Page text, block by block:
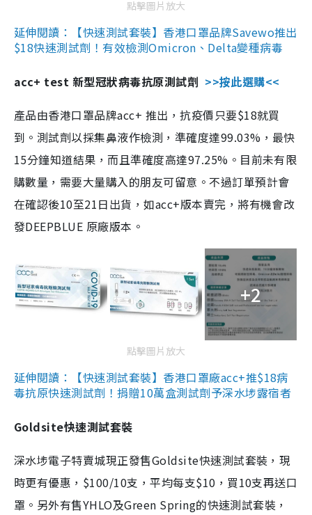
點擊圖片放大
延伸閱讀：【快速測試套裝】香港口罩品牌Savewo推出
$18快速測試劑！有效檢測Omicron、Delta變種病毒
acc+ test 新型冠狀病毒抗原測試劑 >>按此選購<<
產品由香港口罩品牌acc+ 推出，抗疫價只要$18就買
到。測試劑以採集鼻液作檢測，準確度達99.03%，最快
15分鐘知道結果，而且準確度高達97.25%。目前未有限
購數量，需要大量購入的朋友可留意。不過訂單預計會
在確認後10至21日出貨，如acc+版本賣完，將有機會改
發DEEPBLUE 原廠版本。
+2
點擊圖片放大
延伸閱讀：【快速測試套裝】香港口罩廠acc+推$18病
毒抗原快速測試劑！捐贈10萬盒測試劑予深水埗露宿者
Goldsite快速測試套裝
深水埗電子特賣城現正發售Goldsite快速測試套裝，現
時更有優惠，$100/10支，平均每支$10，買10支再送口
罩。另外有售YHLO及Green Spring的快速測試套裝，